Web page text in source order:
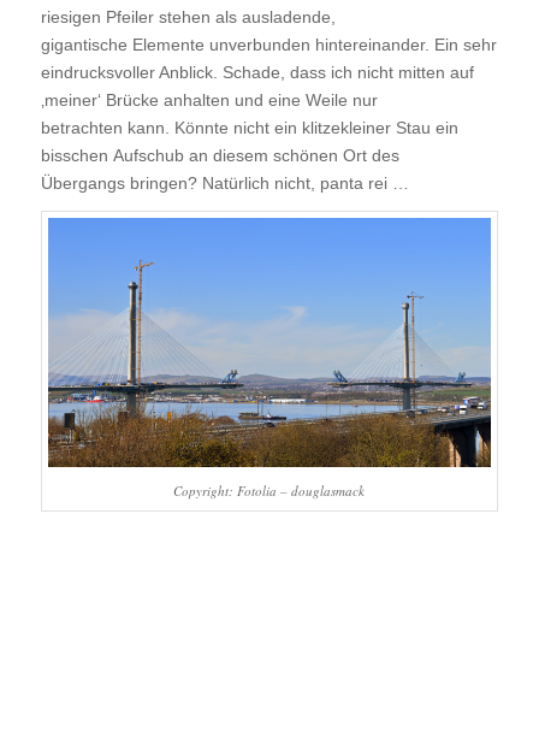
riesigen Pfeiler stehen als ausladende,
gigantische Elemente unverbunden hintereinander. Ein sehr
eindrucksvoller Anblick. Schade, dass ich nicht mitten auf
‚meiner‘ Brücke anhalten und eine Weile nur
betrachten kann. Könnte nicht ein klitzekleiner Stau ein
bisschen Aufschub an diesem schönen Ort des
Übergangs bringen? Natürlich nicht, panta rei …
Copyright: Fotolia – douglasmack